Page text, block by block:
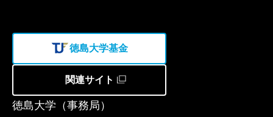
徳島大学（事務局）
徳島大学基金
関連サイト